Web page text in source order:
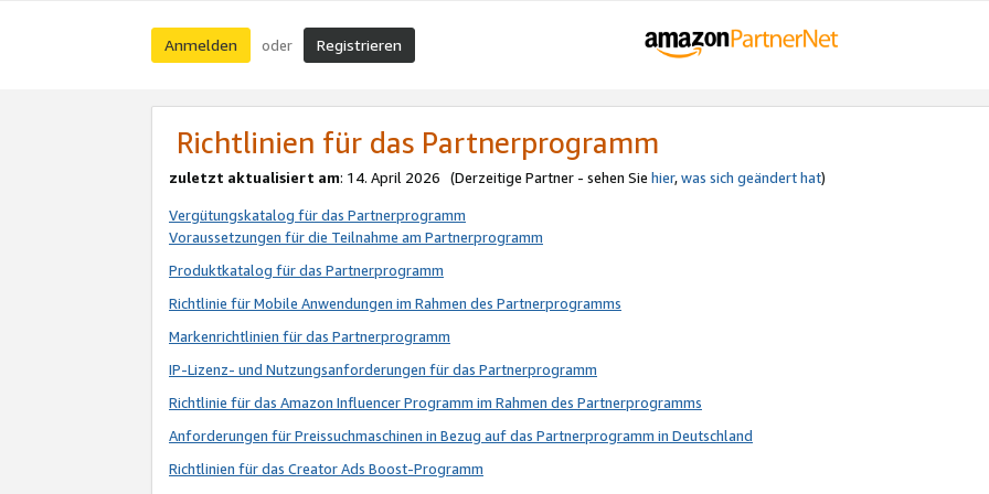
Anmelden oder Registrieren
Richtlinien für das Partnerprogramm
zuletzt aktualisiert am: 14. April 2026 (Derzeitige Partner - sehen Sie hier,was sich geändert hat)
Vergütungskatalog für das Partnerprogramm
Voraussetzungen für die Teilnahme am Partnerprogramm
Produktkatalog für das Partnerprogramm
Richtlinie für Mobile Anwendungen im Rahmen des Partnerprogramms
Markenrichtlinien für das Partnerprogramm
IP-Lizenz- und Nutzungsanforderungen für das Partnerprogramm
Richtlinie für das Amazon Influencer Programm im Rahmen des Partnerprogramms
Anforderungen für Preissuchmaschinen in Bezug auf das Partnerprogramm in Deutschland
Richtlinien für das Creator Ads Boost-Programm